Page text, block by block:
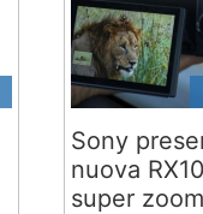
Sony
nuova
super